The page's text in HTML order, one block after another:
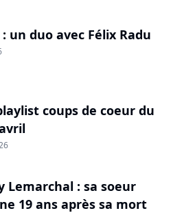
un duo avec Félix Radu
coups de coeur du
Lemarchal : sa soeur
19 ans après sa mort